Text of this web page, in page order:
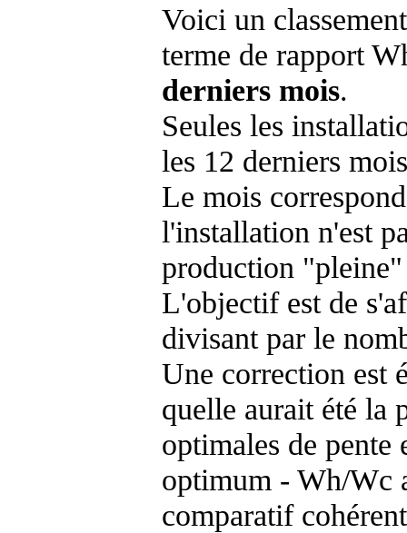
Voici un
terme de rapport
derniers mois.
Seules les
les 12 derniers
Le mois
l'installation n'est
production "pleine"
L'objectif est de
divisant par le
Une correction est
quelle aurait été la
optimales de
optimum - Wh/Wc
comparatif